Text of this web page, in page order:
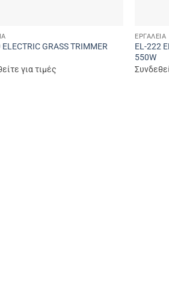
GRASS TRIMMER
για τιμές
ΕΡΓΑΛΕΊΑ
EL-222
550W